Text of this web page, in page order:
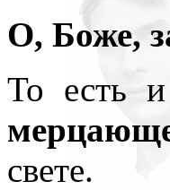
О, Боже,
То есть
свете.